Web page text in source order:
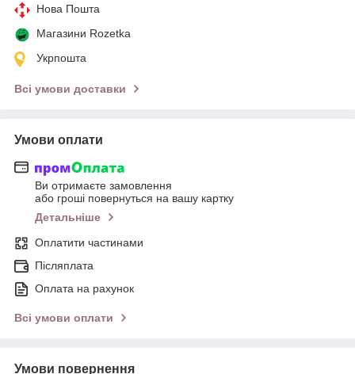
Нова Пошта
Магазини Rozetka
Укрпошта
Всі умови доставки
Умови оплати
Ви отримаєте замовлення
або гроші повернуться на вашу картку
Детальніше
Оплатити частинами
Післяплата
Оплата на рахунок
Всі умови оплати
Умови повернення